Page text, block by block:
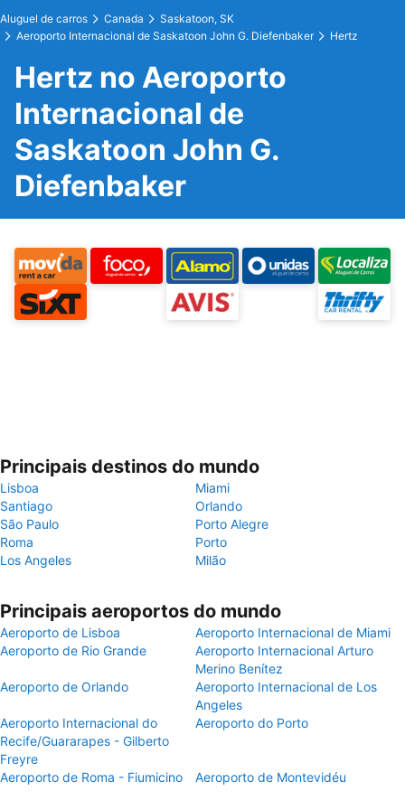
Aluguel de carros Canada
Saskatoon, SK
Aeroporto Internacional de Saskatoon John G. Diefenbaker
Hertz
Hertz no Aeroporto
Internacional de
Saskatoon John G.
Diefenbaker
Principais destinos do mundo
Lisboa
Miami
Santiago
Orlando
São Paulo
Porto Alegre
Roma
Porto
Los Angeles
Milão
Principais aeroportos do mundo
Aeroporto de Lisboa
Aeroporto Internacional de Miami
Aeroporto de Rio Grande
Aeroporto Internacional Arturo
Merino Benítez
Aeroporto de Orlando
Aeroporto Internacional de Los
Angeles
Aeroporto Internacional do
Recife/Guararapes - Gilberto
Freyre
Aeroporto do Porto
Aeroporto de Roma - Fiumicino Aeroporto de Montevidéu